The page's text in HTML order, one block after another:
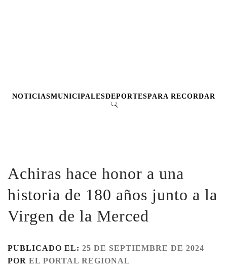
NOTICIASMUNICIPALESDEPORTESPARA RECORDAR
Achiras hace honor a una
historia de 180 años junto a la
Virgen de la Merced
PUBLICADO EL: 25 DE SEPTIEMBRE DE 2024
POR EL PORTAL REGIONAL